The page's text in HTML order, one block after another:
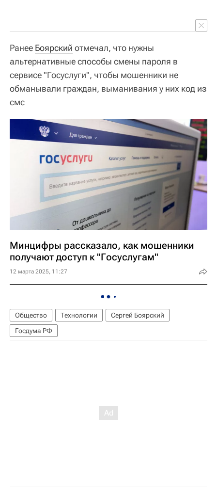
Ранее Боярский отмечал, что нужны
альтернативные способы смены пароля в
сервисе "Госуслуги", чтобы мошенники не
обманывали граждан, выманивания у них код из
смс
Минцифры рассказало, как мошенники
получают доступ к "Госуслугам"
12 марта 2025, 11:27
Общество Технологии
Сергей Боярский
Госдума РФ